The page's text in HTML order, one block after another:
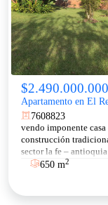
$2.490.000.000
Apartamento en El
7608823
vendo imponente
construcción
sector la fe – antioquia
650 m2